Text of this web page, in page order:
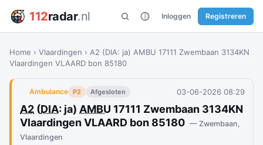
112radar.nl Inloggen Registreren
Home › Vlaardingen › A2 (DIA: ja) AMBU 17111 Zwembaan 3134KN
Vlaardingen VLAARD bon 85180
Ambulance P2 Afgesloten 03-06-2026 08:29
A2 (DIA: ja) AMBU 17111 Zwembaan 3134KN
Vlaardingen VLAARD bon 85180 — Zwembaan,
Vlaardingen